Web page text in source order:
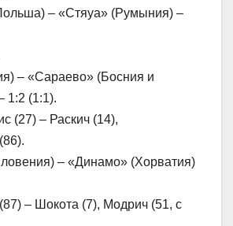
– «Стяуа» (Румыния) –
– «Сараево» (Босния и
1:2 (1:1).
(27) – Раскич (14),
– «Динамо» (Хорватия)
– Шокота (7), Модрич (51, с